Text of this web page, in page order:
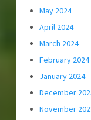
May 2024
April 2024
March 2024
February 2024
January 2024
December
November